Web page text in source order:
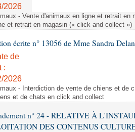
2026
- Vente d'animaux en ligne et retrait
et retrait en magasin (« click and collect »)
écrite n° 13056 de Mme Sandra
de
:
2026
- Interdiction de vente de chiens et de
et de chats en click and collect
n° 24 - RELATIVE À
DES CONTENUS